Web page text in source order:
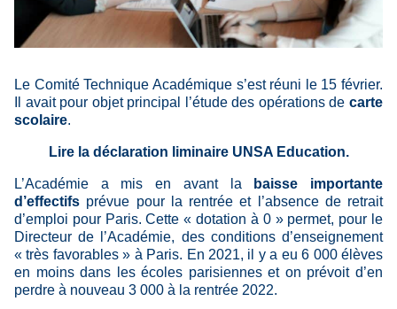
Le Comité Technique Académique s’est réuni le 15 février.
Il avait pour objet principal l’étude des opérations de carte
scolaire.
Lire la déclaration liminaire UNSA Education.
L’Académie a mis en avant la
baisse importante
d’effectifs prévue pour la rentrée et l’absence de retrait
d’emploi pour Paris. Cette « dotation à 0 » permet, pour le
Directeur de l’Académie, des conditions d’enseignement
« très favorables » à Paris. En 2021, il y a eu 6 000 élèves
en moins dans les écoles parisiennes et on prévoit d’en
perdre à nouveau 3 000 à la rentrée 2022.